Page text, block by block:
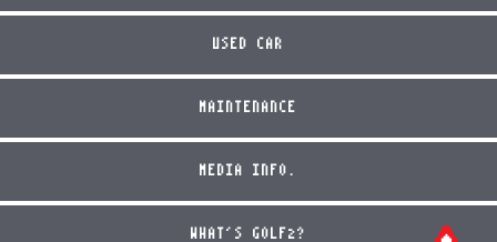
USED CAR
MAINTENANCE
MEDIA INFO.
WHAT'S GOLF2?